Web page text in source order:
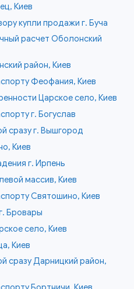
Киев
купли продажи г. Буча
расчет Оболонский
район, Киев
Феофания, Киев
Царское село, Киев
г. Богуслав
сразу г. Вышгород
Киев
г. Ирпень
массив, Киев
Святошино, Киев
Бровары
село, Киев
Киев
сразу Дарницкий район,